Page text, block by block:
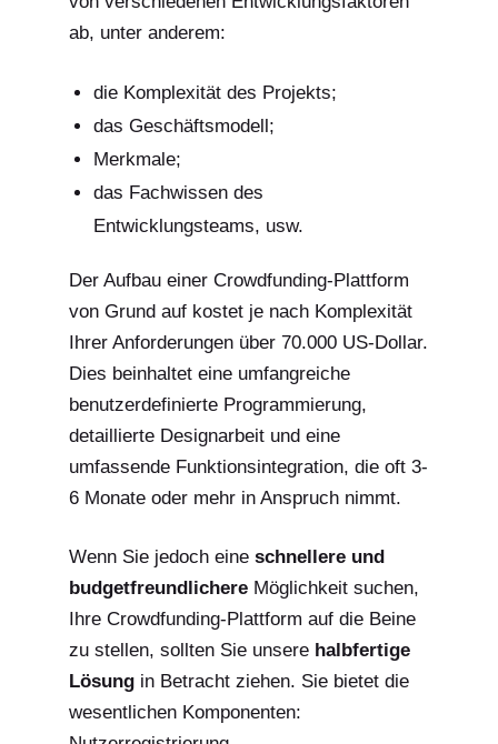
ab, unter anderem:
die Komplexität des Projekts;
das Geschäftsmodell;
Merkmale;
das Fachwissen des
Entwicklungsteams, usw.
Der Aufbau einer Crowdfunding-Plattform
von Grund auf kostet je nach Komplexität
Ihrer Anforderungen über 70.000 US-Dollar.
Dies beinhaltet eine umfangreiche
benutzerdefinierte Programmierung,
detaillierte Designarbeit und eine
umfassende Funktionsintegration, die oft 3-
6 Monate oder mehr in Anspruch nimmt.
Wenn Sie jedoch eine schnellere und
budgetfreundlichereMöglichkeit suchen,
Ihre Crowdfunding-Plattform auf die Beine
zu stellen, sollten Sie unsere halbfertige
Lösungin Betracht ziehen. Sie bietet die
wesentlichen Komponenten: